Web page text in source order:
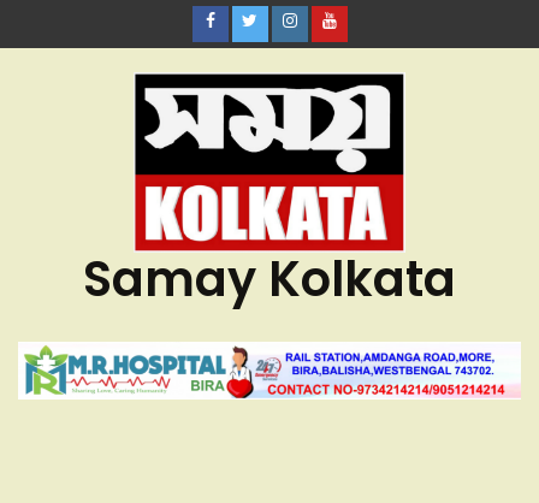
Samay Kolkata